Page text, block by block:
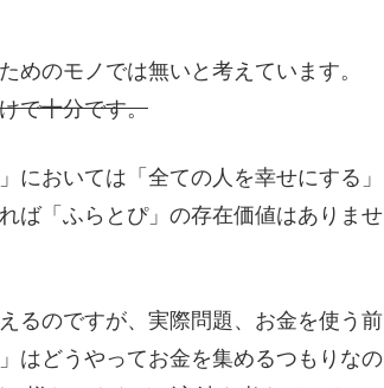
のモノでは無いと考えています。
で十分です。
においては「全ての人を幸せにする」
ば「ふらとぴ」の存在価値はありませ
るのですが、実際問題、お金を使う前
はどうやってお金を集めるつもりなの